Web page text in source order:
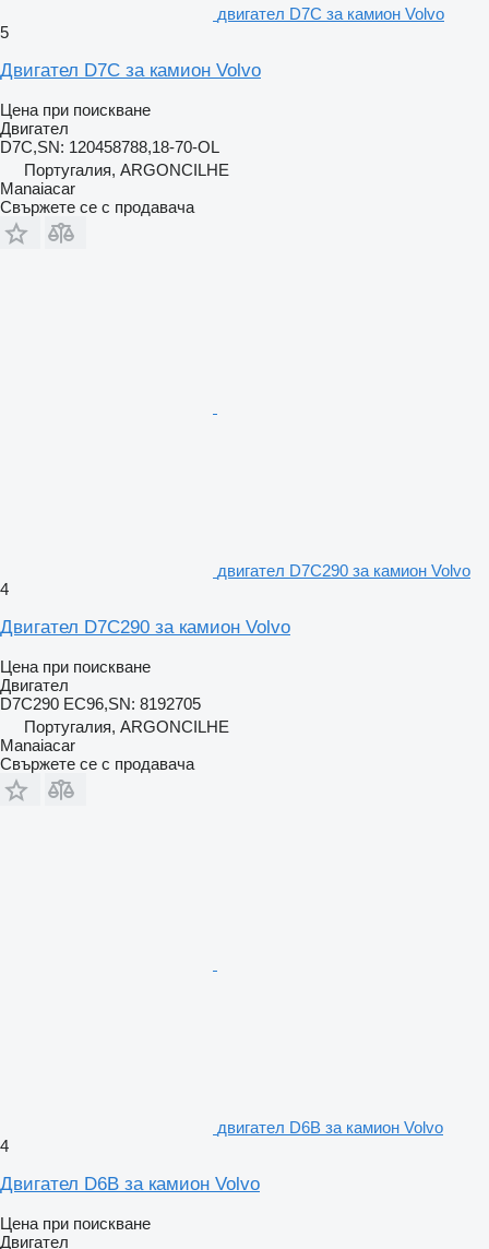
двигател D7C за камион Volvo
5
Двигател D7C за камион Volvo
Цена при поискване
Двигател
D7C,SN: 120458788,18-70-OL
Португалия, ARGONCILHE
Manaiacar
Свържете се с продавача
двигател D7C290 за камион Volvo
4
Двигател D7C290 за камион Volvo
Цена при поискване
Двигател
D7C290 EC96,SN: 8192705
Португалия, ARGONCILHE
Manaiacar
Свържете се с продавача
двигател D6B за камион Volvo
4
Двигател D6B за камион Volvo
Цена при поискване
Двигател